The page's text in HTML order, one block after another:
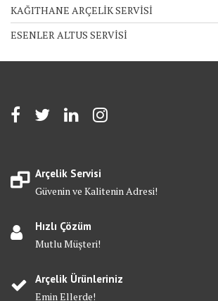
KAĞITHANE ARÇELİK SERVİSİ
ESENLER ALTUS SERVİSİ
Arçelik Servisi
Güvenin ve Kalitenin Adresi!
Hızlı Çözüm
Mutlu Müşteri!
Arçelik Ürünleriniz
Emin Ellerde!